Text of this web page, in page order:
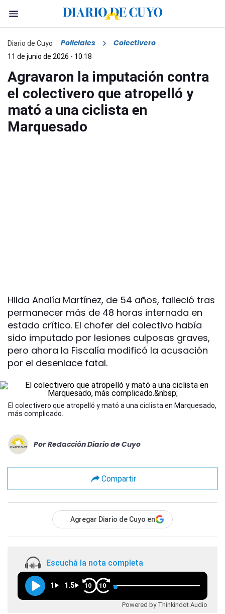
Diario de Cuyo Policiales Colectivero
11 de junio de 2026 - 10:18
Agravaron la imputación contra
el colectivero que atropelló y
mató a una ciclista en
Marquesado
Hilda Analía Martínez, de 54 años, falleció tras
permanecer más de 48 horas internada en
estado crítico. El chofer del colectivo había
sido imputado por lesiones culposas graves,
pero ahora la Fiscalía modificó la acusación
por el desenlace fatal.
El colectivero que atropelló y mató a una ciclista en Marquesado,
más complicado.
Por Redacción Diario de Cuyo
Compartir
Agregar Diario de Cuyo en
Escuchá la nota completa
1 1.5 10 10
Powered by Thinkindot Audio